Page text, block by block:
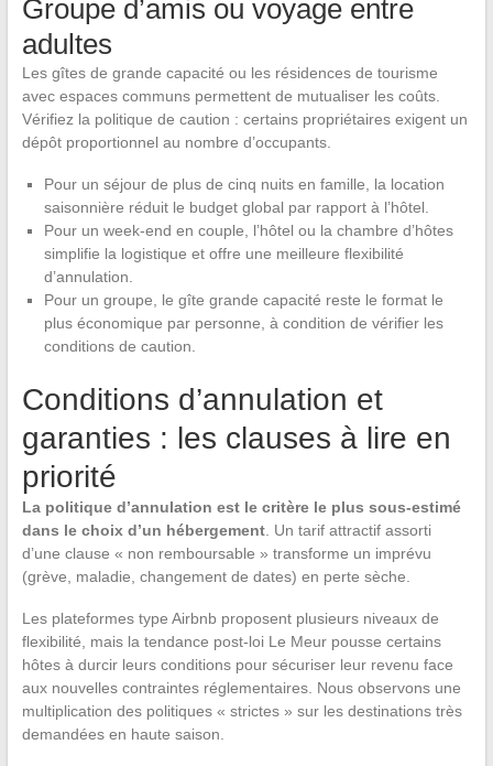
Groupe d’amis ou voyage entre
adultes
Les gîtes de grande capacité ou les résidences de tourisme
avec espaces communs permettent de mutualiser les coûts.
Vérifiez la politique de caution : certains propriétaires exigent un
dépôt proportionnel au nombre d’occupants.
Pour un séjour de plus de cinq nuits en famille, la location
saisonnière réduit le budget global par rapport à l’hôtel.
Pour un week-end en couple, l’hôtel ou la chambre d’hôtes
simplifie la logistique et offre une meilleure flexibilité
d’annulation.
Pour un groupe, le gîte grande capacité reste le format le
plus économique par personne, à condition de vérifier les
conditions de caution.
Conditions d’annulation et
garanties : les clauses à lire en
priorité
La politique d’annulation est le critère le plus sous-estimé
dans le choix d’un hébergement. Un tarif attractif assorti
d’une clause « non remboursable » transforme un imprévu
(grève, maladie, changement de dates) en perte sèche.
Les plateformes type Airbnb proposent plusieurs niveaux de
flexibilité, mais la tendance post-loi Le Meur pousse certains
hôtes à durcir leurs conditions pour sécuriser leur revenu face
aux nouvelles contraintes réglementaires. Nous observons une
multiplication des politiques « strictes » sur les destinations très
demandées en haute saison.